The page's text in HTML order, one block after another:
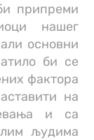
припреми
нашег
основни
би се
фактора
на
и са
људима